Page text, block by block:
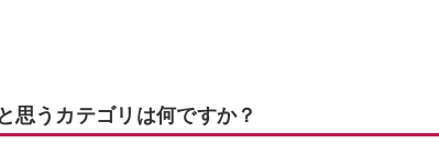
思うカテゴリは何ですか？